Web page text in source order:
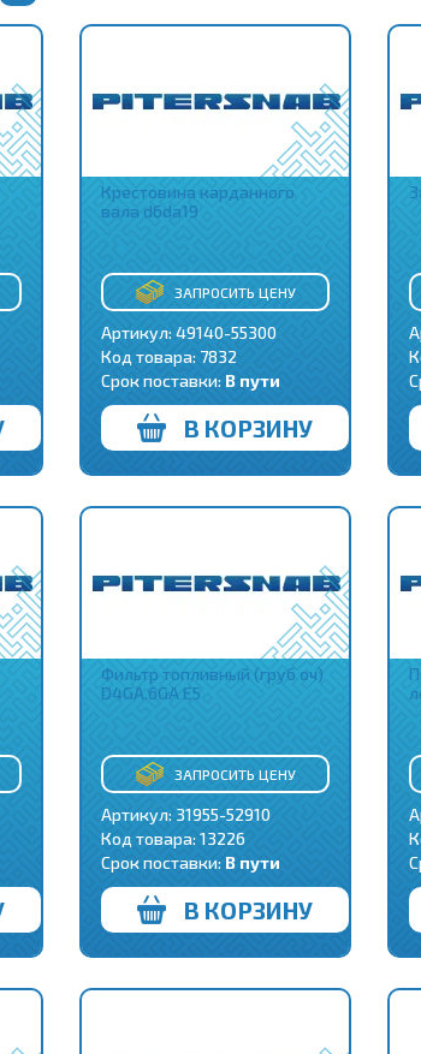
Крестовина карданного
вала d6da19
ЗАПРОСИТЬ ЦЕНУ
Артикул: 49140-55300
Код товара: 7832
Срок поставки: В пути
В КОРЗИНУ
Фильтр топливный (груб оч)
D4GA.6GA E5
ЗАПРОСИТЬ ЦЕНУ
Артикул: 31955-52910
Код товара: 13226
Срок поставки: В пути
В КОРЗИНУ